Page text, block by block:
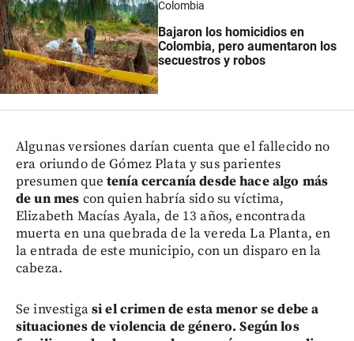
Colombia
Bajaron los homicidios en
Colombia, pero aumentaron los
secuestros y robos
Algunas versiones darían cuenta que el fallecido no
era oriundo de Gómez Plata y sus parientes
presumen que tenía cercanía desde hace algo más
de un mes con quien habría sido su víctima,
Elizabeth Macías Ayala, de 13 años, encontrada
muerta en una quebrada de la vereda La Planta, en
la entrada de este municipio, con un disparo en la
cabeza.
Se investigasi el crimen de esta menor se debe a
situaciones de violencia de género. Según los